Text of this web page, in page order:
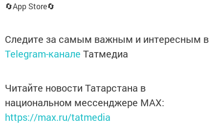
🔄App Store🔄
Следите за самым важным и интересным в
Telegram-канале Татмедиа
Читайте новости Татарстана в
национальном мессенджере MАХ:
https://max.ru/tatmedia